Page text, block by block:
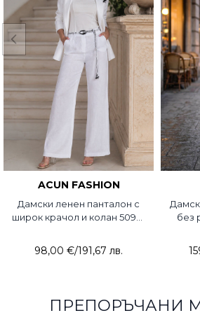
ACUN FASHION
Дамски ленен панталон с
широк крачол и колан 5090-
98,00 €/191,67 лв.
без
ПРЕПОРЪЧАНИ